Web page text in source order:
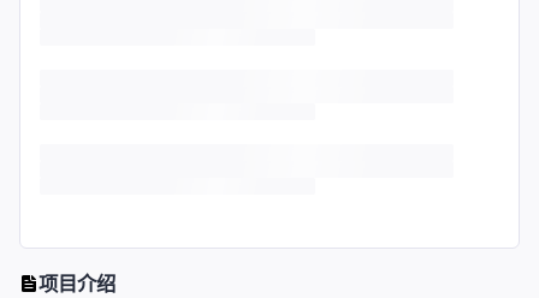
项目介绍